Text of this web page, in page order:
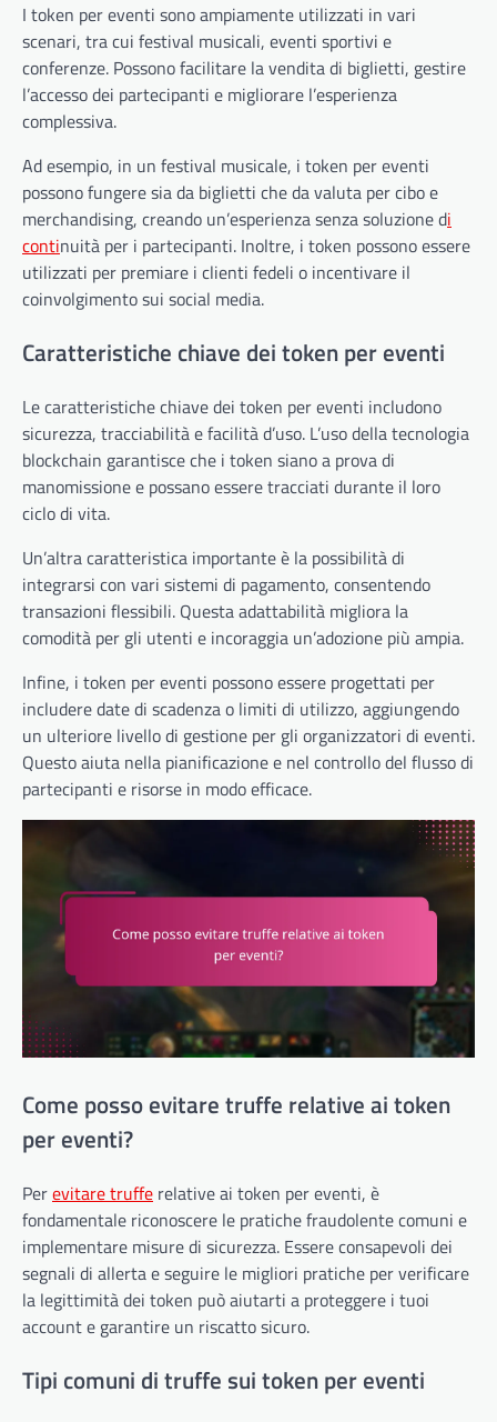
I token per eventi sono ampiamente utilizzati in vari
scenari, tra cui festival musicali, eventi sportivi e
conferenze. Possono facilitare la vendita di biglietti, gestire
l’accesso dei partecipanti e migliorare l’esperienza
complessiva.
Ad esempio, in un festival musicale, i token per eventi
possono fungere sia da biglietti che da valuta per cibo e
merchandising, creando un’esperienza senza soluzione di
continuità per i partecipanti. Inoltre, i token possono essere
utilizzati per premiare i clienti fedeli o incentivare il
coinvolgimento sui social media.
Caratteristiche chiave dei token per eventi
Le caratteristiche chiave dei token per eventi includono
sicurezza, tracciabilità e facilità d’uso. L’uso della tecnologia
blockchain garantisce che i token siano a prova di
manomissione e possano essere tracciati durante il loro
ciclo di vita.
Un’altra caratteristica importante è la possibilità di
integrarsi con vari sistemi di pagamento, consentendo
transazioni flessibili. Questa adattabilità migliora la
comodità per gli utenti e incoraggia un’adozione più ampia.
Infine, i token per eventi possono essere progettati per
includere date di scadenza o limiti di utilizzo, aggiungendo
un ulteriore livello di gestione per gli organizzatori di eventi.
Questo aiuta nella pianificazione e nel controllo del flusso di
partecipanti e risorse in modo efficace.
Come posso evitare truffe relative ai token
per eventi?
Perevitare truffe relative ai token per eventi, è
fondamentale riconoscere le pratiche fraudolente comuni e
implementare misure di sicurezza. Essere consapevoli dei
segnali di allerta e seguire le migliori pratiche per verificare
la legittimità dei token può aiutarti a proteggere i tuoi
account e garantire un riscatto sicuro.
Tipi comuni di truffe sui token per eventi